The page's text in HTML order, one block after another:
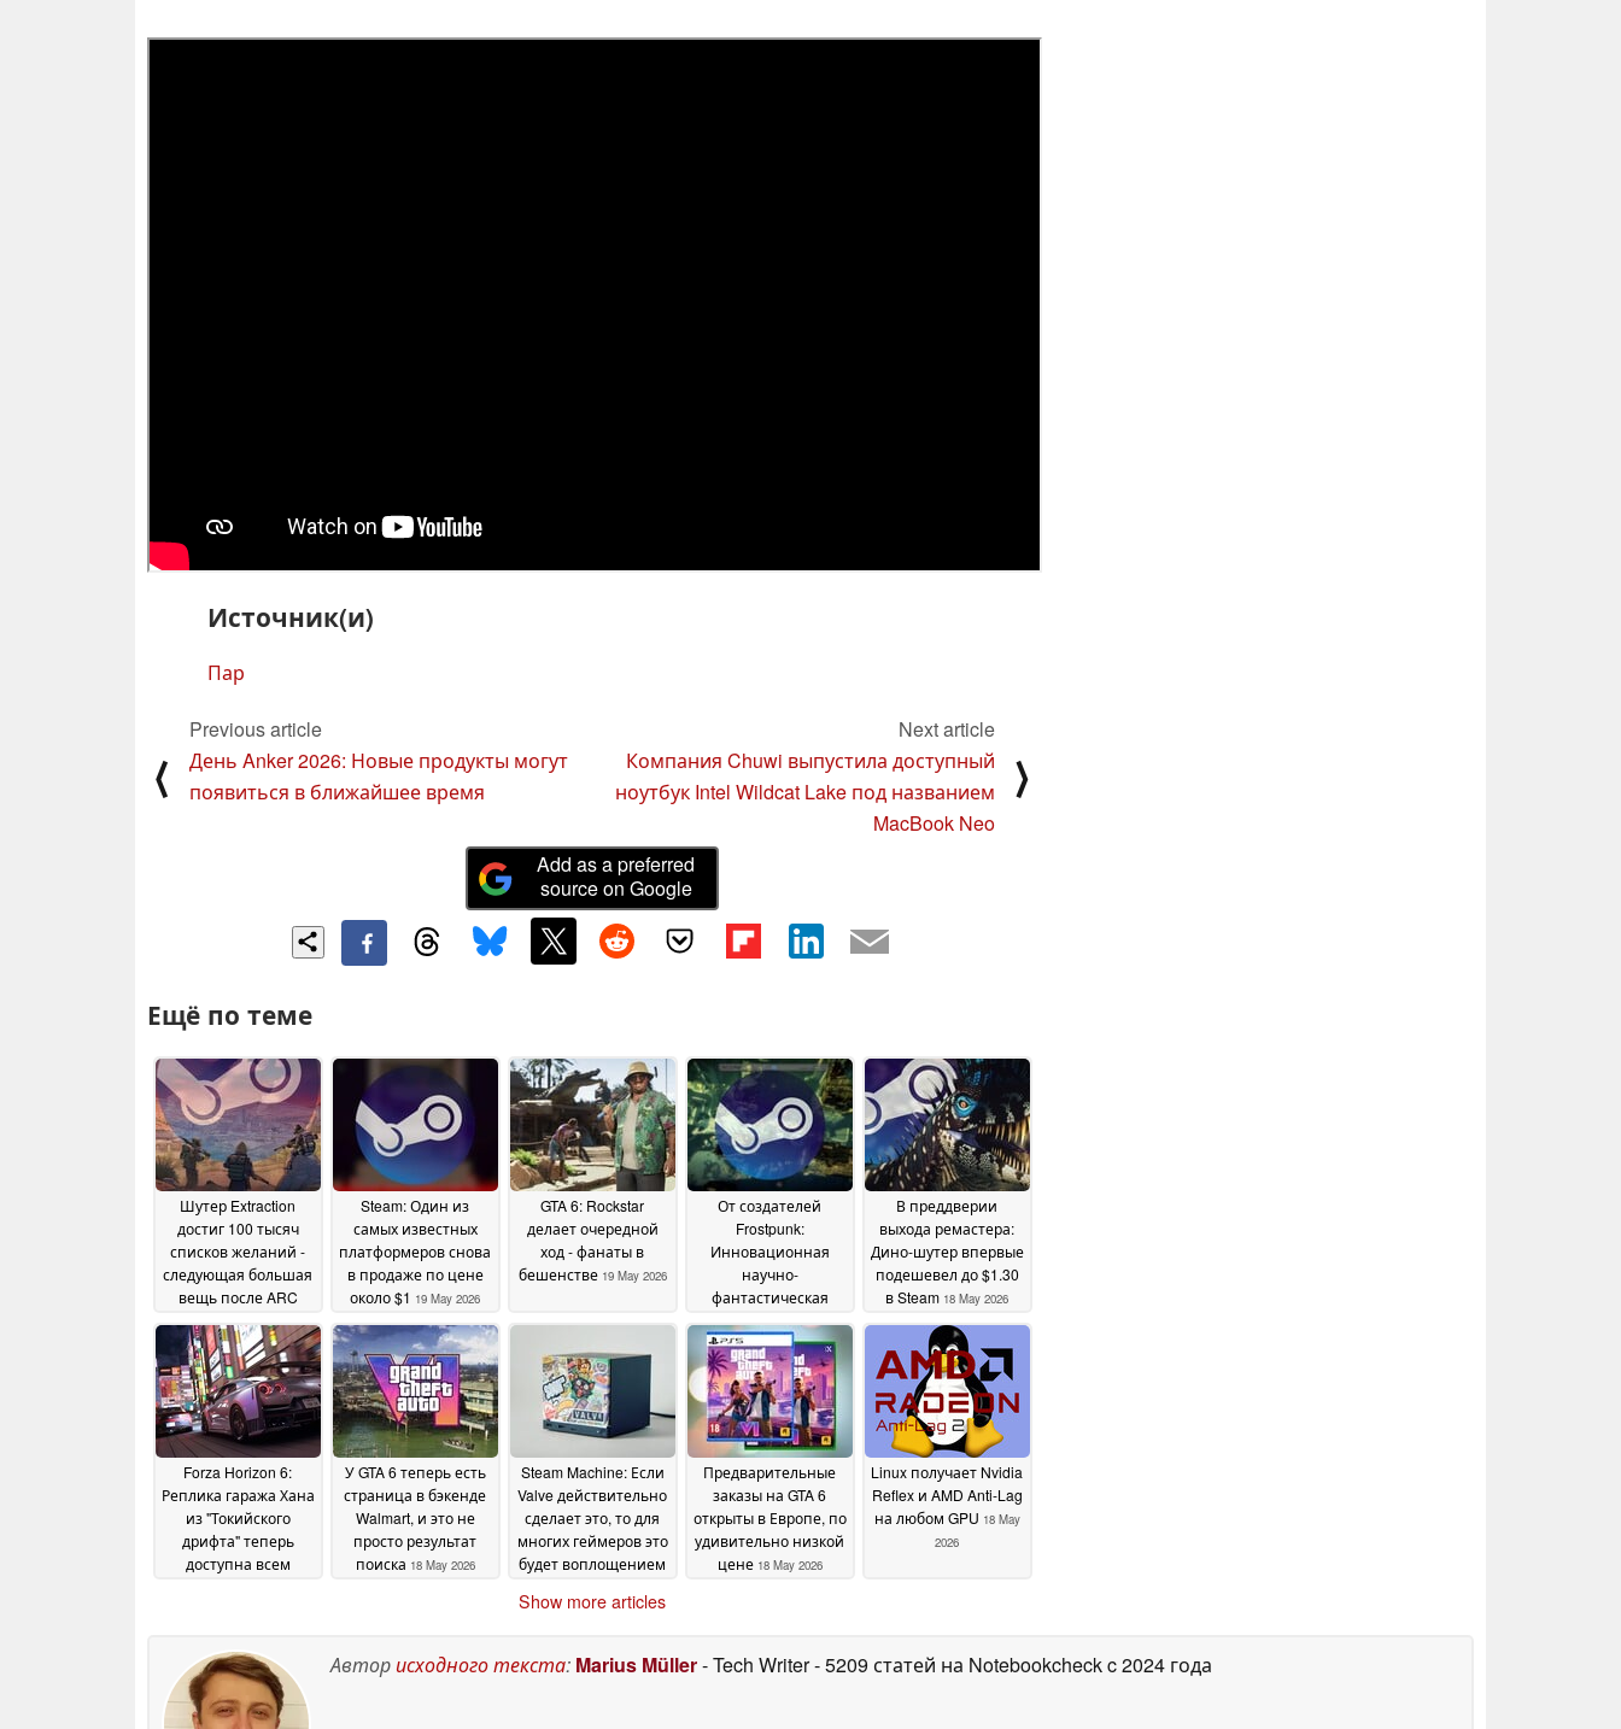
Источник(и)
Пар
⟨
Previous article
День Anker 2026: Новые продукты могут
появиться в ближайшее время
Next article
Компания Chuwi выпустила доступный
ноутбук Intel Wildcat Lake под названием
MacBook Neo
⟩
Add as a preferred
source on Google
Ещё по теме
Шутер Extraction
достиг 100 тысяч
списков желаний -
следующая большая
вещь после ARC
19 May 2026
Steam: Один из
самых известных
платформеров снова
в продаже по цене
около $1 19 May 2026
GTA 6: Rockstar
делает очередной
ход - фанаты в
бешенстве 19 May 2026
От создателей
Frostpunk:
Инновационная
научно-
фантастическая
подешевела до $0.99
в Steam18 May 2026
В преддверии
выхода ремастера:
Дино-шутер впервые
подешевел до $1.30
в Steam 18 May 2026
Forza Horizon 6:
Реплика гаража Хана
из "Токийского
дрифта" теперь
доступна всем
У GTA 6 теперь есть
страница в бэкенде
Walmart, и это не
просто результат
поиска 18 May 2026
Steam Machine: Если
Valve действительно
сделает это, то для
многих геймеров это
будет воплощением
Предварительные
заказы на GTA 6
открыты в Европе, по
удивительно низкой
цене 18 May 2026
Linux получает Nvidia
Reflex и AMD Anti-Lag
на любом GPU 18 May
2026
Show more articles
Авторисходного текста: Marius Müller- Tech Writer- 5209 статей на Notebookcheckc 2024 года